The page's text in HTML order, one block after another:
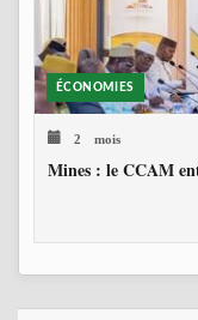
ÉCONOMIES
2 mois
Mines : le CCAM